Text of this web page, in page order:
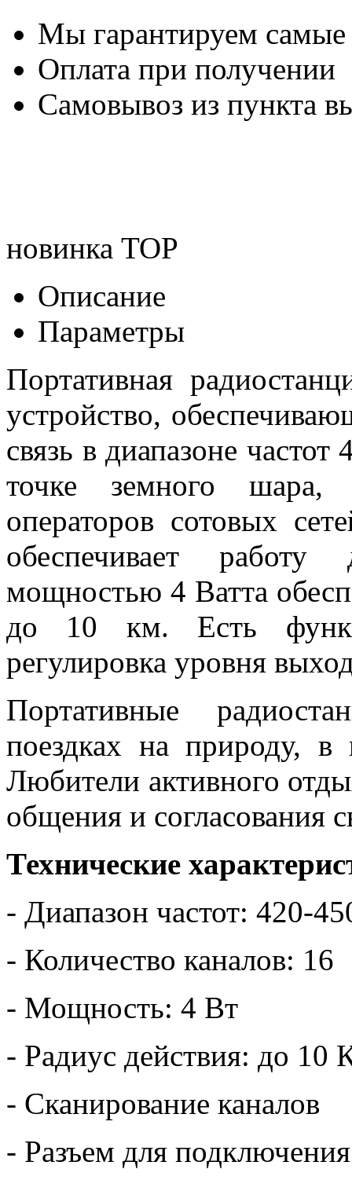
Мы гарантируем
Оплата при получении
Самовывоз из пункта
новинка TOP
Описание
Параметры
Портативная
устройство,
связь в диапазоне
точке земного
операторов сотовых
обеспечивает
мощностью 4 Ватта
до 10 км. Есть
регулировка уровня
Портативные
поездках на природу,
Любители активного
общения и согласования
Технические
- Диапазон частот: 420-
- Количество каналов: 16
- Мощность: 4 Вт
- Радиус действия: до 10
- Сканирование каналов
- Разъем для